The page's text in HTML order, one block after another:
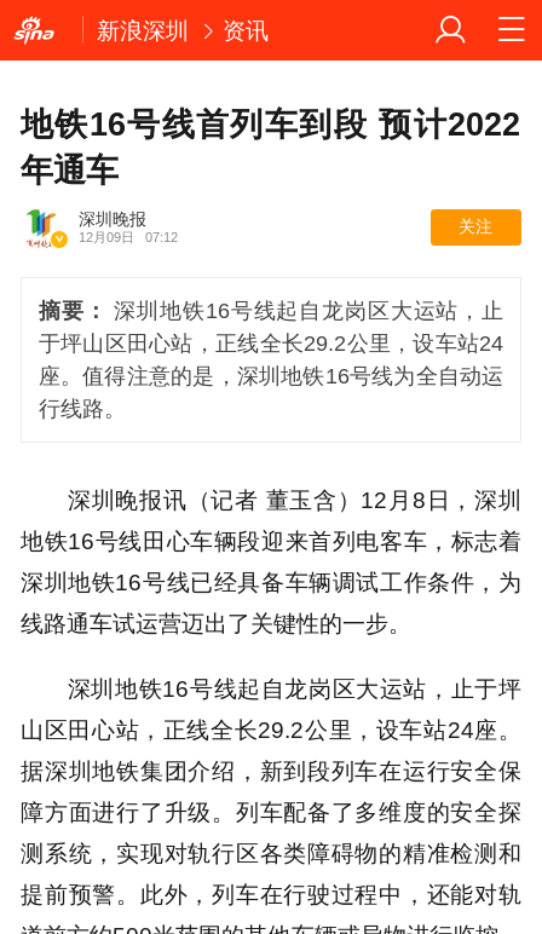
新浪深圳 资讯
地铁16号线首列车到段 预计2022
年通车
深圳晚报
12月09日 07:12
关注
摘要：
深圳地铁16号线起自龙岗区大运站，止
于坪山区田心站，正线全长29.2公里，设车站24
座。值得注意的是，深圳地铁16号线为全自动运
行线路。
深圳晚报讯（记者 董玉含）12月8日，深圳
地铁16号线田心车辆段迎来首列电客车，标志着
深圳地铁16号线已经具备车辆调试工作条件，为
线路通车试运营迈出了关键性的一步。
深圳地铁16号线起自龙岗区大运站，止于坪
山区田心站，正线全长29.2公里，设车站24座。
据深圳地铁集团介绍，新到段列车在运行安全保
障方面进行了升级。列车配备了多维度的安全探
测系统，实现对轨行区各类障碍物的精准检测和
提前预警。此外，列车在行驶过程中，还能对轨